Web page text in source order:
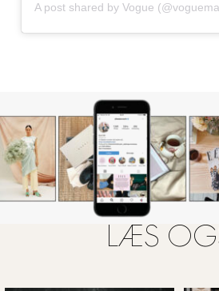
A post shared by Vogue
LÆS